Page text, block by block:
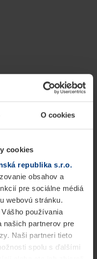
O cookies
cookies
republika s.r.o.
obsahov a
pre sociálne médiá
webovú stránku.
používania
našich partnerov pre
Naši partneri tieto
spolu s ďalšími